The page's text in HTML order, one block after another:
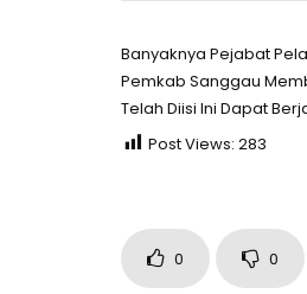
Banyaknya Pejabat
Pemkab Sanggau
Telah Diisi Ini Dapat
Post Views: 283
0 0